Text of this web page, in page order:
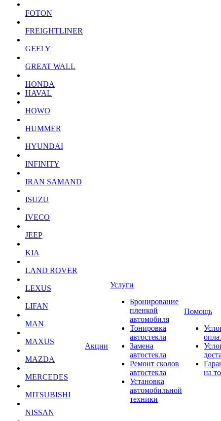
FOTON
FREIGHTLINER
GEELY
GREAT WALL
HONDA
HAVAL
HOWO
HUMMER
HYUNDAI
INFINITY
IRAN SAMAND
ISUZU
IVECO
JEEP
KIA
LAND ROVER
LEXUS
LIFAN
MAN
MAXUS
MAZDA
MERCEDES
MITSUBISHI
NISSAN
Акции
Услуги
Бронирование
пленкой
автомобиля
Тонировка
автостекла
Замена
автостекла
Ремонт сколов
автостекла
Установка
автомобильной
техники
Помощь
на